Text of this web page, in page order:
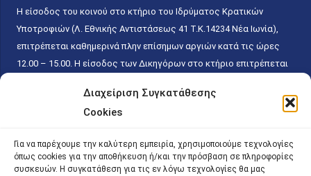
Διαχείριση Συγκατάθεσης
Cookies
Για να παρέχουμε την καλύτερη εμπειρία, χρησιμοποιούμε τεχνολογίες
όπως cookies για την αποθήκευση ή/και την πρόσβαση σε πληροφορίες
συσκευών. Η συγκατάθεση για τις εν λόγω τεχνολογίες θα μας
Η είσοδος του κοινού στο κτήριο του Ιδρύματος Κρατικών
Υποτροφιών (Λ. Εθνικής Αντιστάσεως 41 T.K.14234 Νέα Ιωνία),
επιτρέπεται καθημερινά πλην επίσημων αργιών κατά τις ώρες
12.00 – 15.00. Η είσοδος των Δικηγόρων στο κτήριο επιτρέπεται
κάθε εργάσιμη ημέρα και ώρα χωρίς κανέναν χρονικό ή άλλο
περιορισμό. Η είσοδος του κοινού ειδικά στο γραφείο του
15.00. Η εξυπηρέτηση του κοινού πραγματοποιείται βάσει των
παγίων ισχυουσών διατάξεων. Για την αποφυγή συνωστισμού